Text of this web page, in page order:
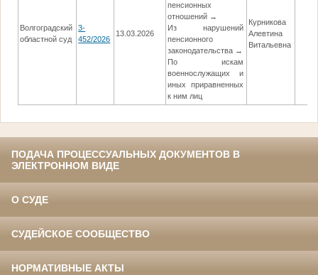
Волгоградский
областной суд
3-
452/2026
13.03.2026
пенсионных
отношений →
Из нарушений
пенсионного
законодательства →
По искам
военнослужащих и
иных приравненных
к ним лиц
Курникова
Алевтина
Витальевна
ПОДАЧА ПРОЦЕССУАЛЬНЫХ ДОКУМЕНТОВ В
ЭЛЕКТРОННОМ ВИДЕ
О СУДЕ
СУДЕЙСКОЕ СООБЩЕСТВО
НОРМАТИВНЫЕ АКТЫ